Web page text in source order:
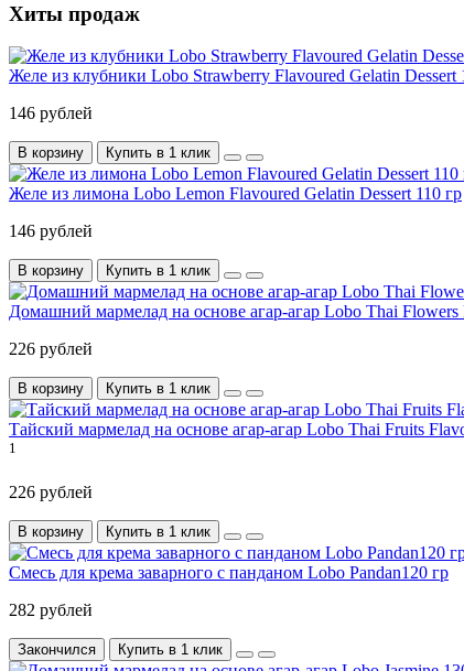
Хиты продаж
Желе из клубники Lobo Strawberry Flavoured Gelatin Dessert
146 рублей
В корзину Купить в 1 клик
Желе из лимона Lobo Lemon Flavoured Gelatin Dessert 110 гр
146 рублей
В корзину Купить в 1 клик
Домашний мармелад на основе агар-агар Lobo Thai Flowers
226 рублей
В корзину Купить в 1 клик
Тайский мармелад на основе агар-агар Lobo Thai Fruits
1
226 рублей
В корзину Купить в 1 клик
Смесь для крема заварного с панданом Lobo Pandan120 гр
282 рублей
Закончился Купить в 1 клик